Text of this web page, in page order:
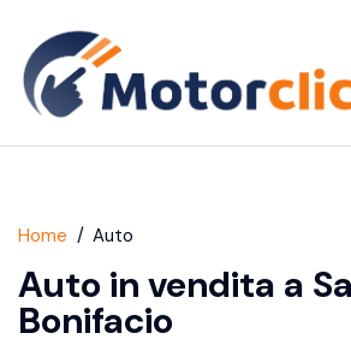
Home Auto
Auto in vendita a
Bonifacio